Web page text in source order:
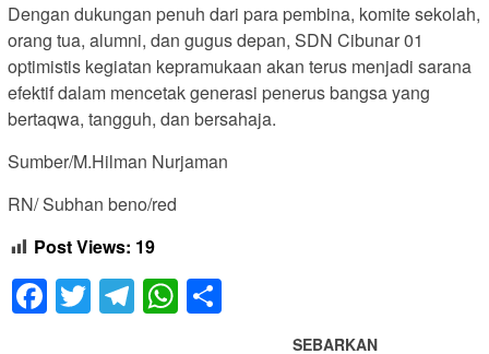
Dengan dukungan penuh dari para pembina, komite sekolah,
orang tua, alumni, dan gugus depan, SDN Cibunar 01
optimistis kegiatan kepramukaan akan terus menjadi sarana
efektif dalam mencetak generasi penerus bangsa yang
bertaqwa, tangguh, dan bersahaja.
Sumber/M.Hilman Nurjaman
RN/ Subhan beno/red
Post Views: 19
Facebook
TwitterTelegram
WhatsApp
SEBARKAN